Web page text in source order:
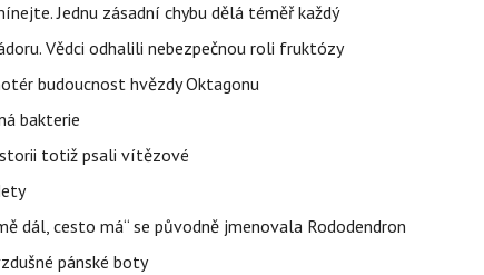
Jednu zásadní chybu dělá téměř každý
Vědci odhalili nebezpečnou roli fruktózy
budoucnost hvězdy Oktagonu
bakterie
totiž psali vítězové
dál, cesto má“ se původně jmenovala Rododendron
pánské boty